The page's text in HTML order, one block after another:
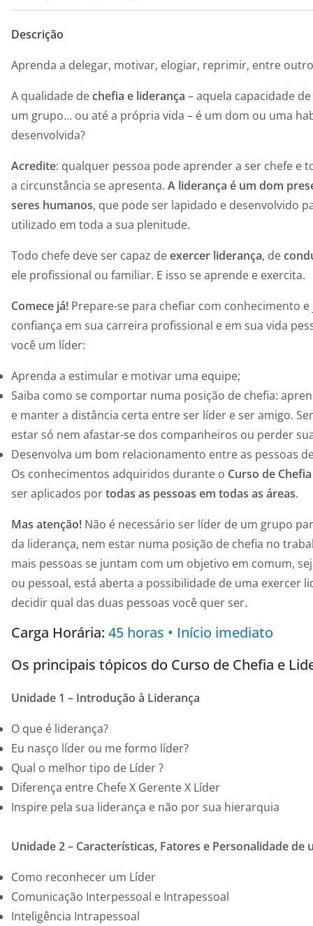
Descrição
Aprenda a delegar, motivar, elogiar, reprimir, entre
A qualidade dechefia e liderança – aquela capacidade
um grupo… ou até a própria vida – é um dom ou uma
desenvolvida?
Acredite: qualquer pessoa pode aprender a ser chefe e
a circunstância se apresenta. A liderança é um dom
seres humanos, que pode ser lapidado e desenvolvido
utilizado em toda a sua plenitude.
Todo chefe deve ser capaz deexercer liderança, de
ele profissional ou familiar. E isso se aprende e exercita.
Comece já! Prepare-se para chefiar com conhecimento
confiança em sua carreira profissional e em sua vida
você um líder:
Aprenda a estimular e motivar uma equipe;
Saiba como se comportar numa posição de chefia:
e manter a distância certa entre ser líder e ser amigo.
estar só nem afastar-se dos companheiros ou perder
Desenvolva um bom relacionamento entre as pessoas
Os conhecimentos adquiridos durante o Curso de
ser aplicados portodas as pessoas em todas as áreas.
Mas atenção! Não é necessário ser líder de um grupo
da liderança, nem estar numa posição de chefia no
mais pessoas se juntam com um objetivo em comum,
ou pessoal, está aberta a possibilidade de uma exercer
decidir qual das duas pessoas você quer ser.
Carga Horária: 45 horas • Início imediato
Os principais tópicos do Curso de Chefia e
Unidade 1 – Introdução à Liderança
O que é liderança?
Eu nasço líder ou me formo líder?
Qual o melhor tipo de Líder ?
Diferença entre Chefe X Gerente X Líder
Inspire pela sua liderança e não por sua hierarquia
Unidade 2 – Características, Fatores e Personalidade de
Como reconhecer um Líder
Comunicação Interpessoal e Intrapessoal
Inteligência Intrapessoal